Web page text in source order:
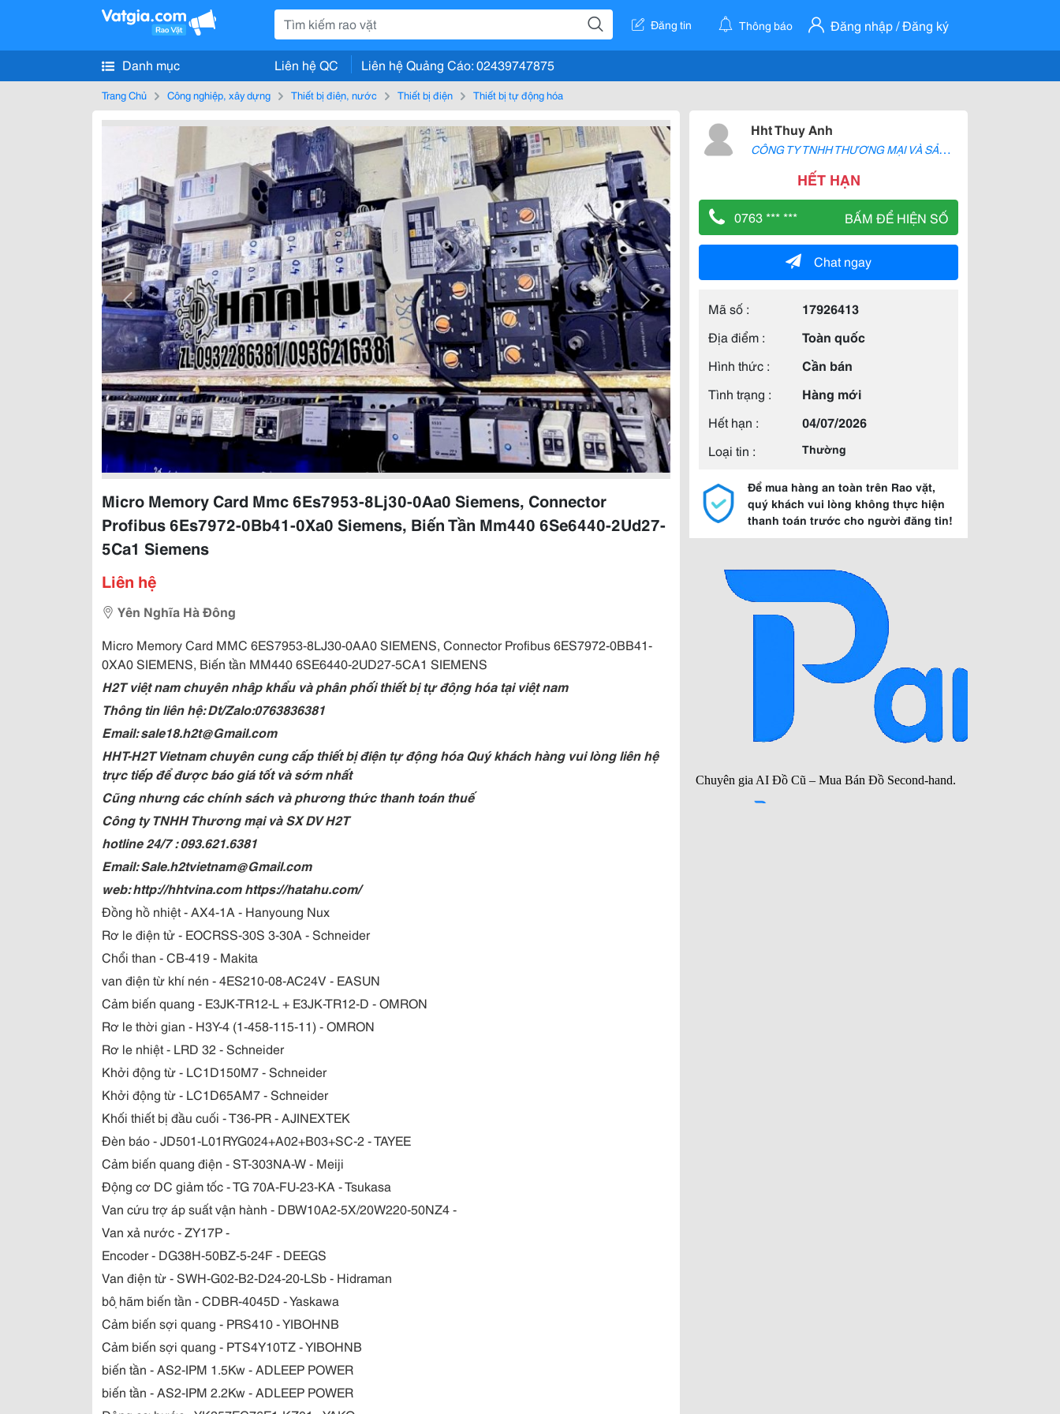
Đăng tin Thông báo Đăng nhập / Đăng ký
Danh mục Liên hệ QC Liên hệ Quảng Cáo: 02439747875
Trang Chủ Công nghiệp, xây dựng Thiết bị điện, nước Thiết bị điện Thiết bị tự động hóa
Micro Memory Card Mmc 6Es7953-8Lj30-0Aa0 Siemens, Connector
Profibus 6Es7972-0Bb41-0Xa0 Siemens, Biến Tần Mm440 6Se6440-2Ud27-
5Ca1 Siemens
Liên hệ
Yên Nghĩa Hà Đông
Micro Memory Card MMC 6ES7953-8LJ30-0AA0 SIEMENS, Connector Profibus 6ES7972-0BB41-
0XA0 SIEMENS, Biến tần MM440 6SE6440-2UD27-5CA1 SIEMENS
H2T việt nam chuyên nhập khẩu và phân phối thiết bị tự động hóa tại việt nam
Thông tin liên hệ: Dt/Zalo:0763836381
Email: sale18.h2t@Gmail.com
HHT-H2T Vietnam chuyên cung cấp thiết bị điện tự động hóa Quý khách hàng vui lòng liên hệ
trực tiếp để được báo giá tốt và sớm nhất
Cũng nhưng các chính sách và phương thức thanh toán thuế
Công ty TNHH Thương mại và SX DV H2T
hotline 24/7 : 093.621.6381
Email: Sale.h2tvietnam@Gmail.com
web: http://hhtvina.com https://hatahu.com/
Đồng hồ nhiệt - AX4-1A - Hanyoung Nux
Rơ le điện tử - EOCRSS-30S 3-30A - Schneider
Chổi than - CB-419 - Makita
van điện từ khí nén - 4ES210-08-AC24V - EASUN
Cảm biến quang - E3JK-TR12-L + E3JK-TR12-D - OMRON
Rơ le thời gian - H3Y-4 (1-458-115-11) - OMRON
Rơ le nhiệt - LRD 32 - Schneider
Khởi động từ - LC1D150M7 - Schneider
Khởi động từ - LC1D65AM7 - Schneider
Khối thiết bị đầu cuối - T36-PR - AJINEXTEK
Đèn báo - JD501-L01RYG024+A02+B03+SC-2 - TAYEE
Cảm biến quang điện - ST-303NA-W - Meiji
Động cơ DC giảm tốc - TG 70A-FU-23-KA - Tsukasa
Van cứu trợ áp suất vận hành - DBW10A2-5X/20W220-50NZ4 -
Van xả nước - ZY17P -
Encoder - DG38H-50BZ-5-24F - DEEGS
Van điện từ - SWH-G02-B2-D24-20-LSb - Hidraman
bộ hãm biến tần - CDBR-4045D - Yaskawa
Cảm biến sợi quang - PRS410 - YIBOHNB
Cảm biến sợi quang - PTS4Y10TZ - YIBOHNB
biến tần - AS2-IPM 1.5Kw - ADLEEP POWER
biến tần - AS2-IPM 2.2Kw - ADLEEP POWER
Hht Thuy Anh
C
ÔNG TY TNHH THƯƠNG MẠI VÀ SẢN XUẤT H2T
HẾT HẠN
0763 *** *** BẤM ĐỂ HIỆN SỐ
Chat ngay
Mã số :
17926413
Địa điểm :
Toàn quốc
Hình thức :
Cần bán
Tình trạng :
Hàng mới
Hết hạn :
04/07/2026
Loại tin :
Thường
Để mua hàng an toàn trên Rao vặt,
quý khách vui lòng không thực hiện
thanh toán trước cho người đăng tin!